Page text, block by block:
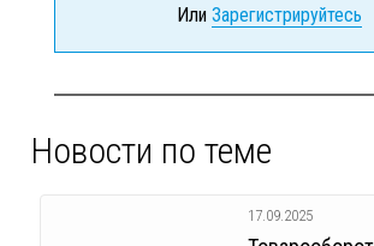
Или Зарегистрируйтесь
Новости по теме
17.09.2025